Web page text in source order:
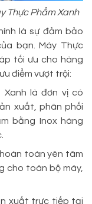
Thực Phẩm Xanh
là sự đảm bảo
bạn. Máy Thực
tối ưu cho hàng
điểm vượt trội:
Xanh là đơn vị có
xuất, phân phối
bằng Inox hàng
toàn yên tâm
cho toàn bộ máy,
xuất trực tiếp tại